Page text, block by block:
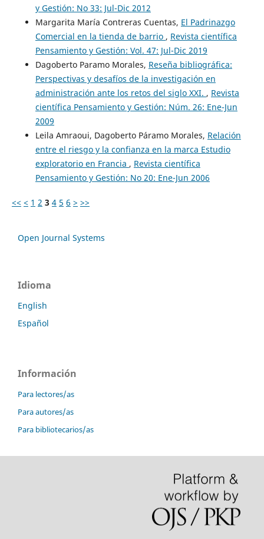
y Gestión: No 33: Jul-Dic 2012
Margarita María Contreras Cuentas, El Padrinazgo
Comercial en la tienda de barrio , Revista científica
Pensamiento y Gestión: Vol. 47: Jul-Dic 2019
Dagoberto Paramo Morales, Reseña bibliográfica:
Perspectivas y desafíos de la investigación en
administración ante los retos del siglo XXI. , Revista
científica Pensamiento y Gestión: Núm. 26: Ene-Jun
2009
Leila Amraoui, Dagoberto Páramo Morales, Relación
entre el riesgo y la confianza en la marca Estudio
exploratorio en Francia , Revista científica
Pensamiento y Gestión: No 20: Ene-Jun 2006
<< < 1 2 3 4 5 6 > >>
Open Journal Systems
Idioma
English
Español
Información
Para lectores/as
Para autores/as
Para bibliotecarios/as